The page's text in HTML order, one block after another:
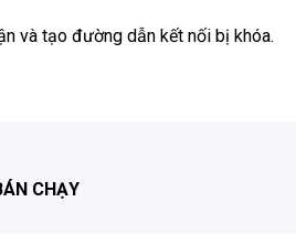
và tạo đường dẫn kết nối bị khóa.
CHẠY